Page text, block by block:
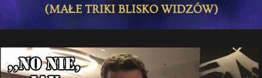
(MAŁE TRIKI BLISKO WIDZÓW)